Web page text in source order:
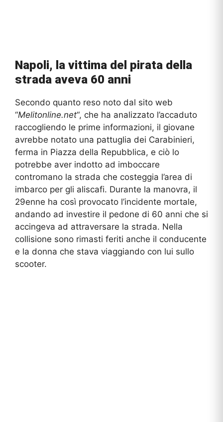
Napoli, la vittima del pirata della
strada aveva 60 anni
Secondo quanto reso noto dal sito web
“Melitonline.net“, che ha analizzato l’accaduto
raccogliendo le prime informazioni, il giovane
avrebbe notato una pattuglia dei Carabinieri,
ferma in Piazza della Repubblica, e ciò lo
potrebbe aver indotto ad imboccare
contromano la strada che costeggia l’area di
imbarco per gli aliscafi. Durante la manovra, il
29enne ha così provocato l’incidente mortale,
andando ad investire il pedone di 60 anni che si
accingeva ad attraversare la strada. Nella
collisione sono rimasti feriti anche il conducente
e la donna che stava viaggiando con lui sullo
scooter.